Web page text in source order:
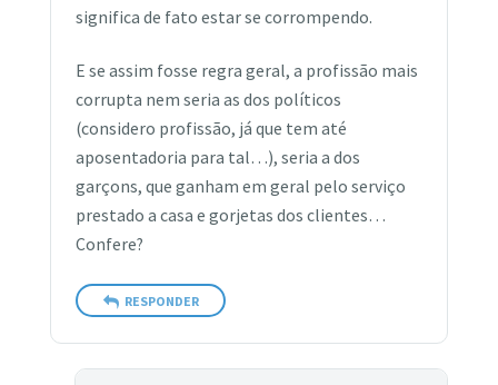
significa de fato estar se corrompendo.
E se assim fosse regra geral, a profissão mais
corrupta nem seria as dos políticos
(considero profissão, já que tem até
aposentadoria para tal…), seria a dos
garçons, que ganham em geral pelo serviço
prestado a casa e gorjetas dos clientes…
Confere?
RESPONDER